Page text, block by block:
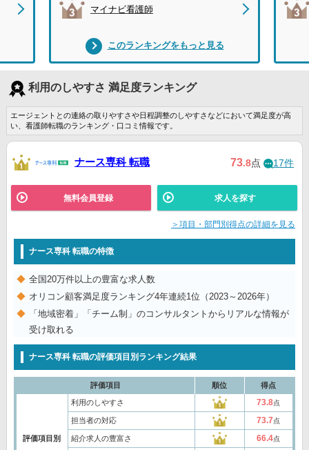
マイナビ看護師
このランキングをもっと見る
利用のしやすさ 満足度ランキング
エージェントとの連絡の取りやすさや日程調整のしやすさなどにおいて満足度が高
い、看護師転職のランキング・口コミ情報です。
ナース専科 転職 73.8点 17件
無料会員登録 求人を探す
＞項目・部門別得点の詳細を見る
ナース専科 転職の特徴
全国20万件以上の豊富な求人数
オリコン顧客満足度ランキング4年連続1位（2023～2026年）
「地域密着」「チーム制」のコンサルタントからリアルな情報が
受け取れる
ナース専科 転職の評価項目別ランキング結果
評価項目 順位 得点
評価項目別
利用のしやすさ 73.8点
担当者の対応 73.7点
紹介求人の豊富さ 66.4点